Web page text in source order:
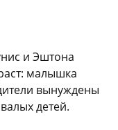
и Эштона
малышка
вынуждены
детей.